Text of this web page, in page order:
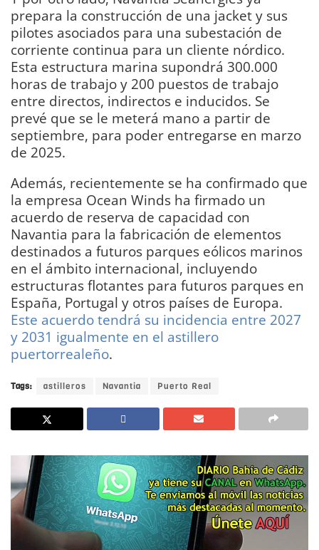
prepara la construcción de una jacket y sus
pilotes asociados para una subestación de
corriente continua para un cliente nórdico.
Esta estructura marina supondrá 300.000
horas de trabajo y 200 puestos de trabajo
entre directos, indirectos e inducidos. Se
prevé que se le meterá mano a partir de
septiembre, para poder entregarse en marzo
de 2025.
Además, recientemente se ha confirmado que
la empresa Ocean Winds ha firmado un
acuerdo de reserva de capacidad con
Navantia para la fabricación de elementos
destinados a futuros parques eólicos marinos
en el ámbito internacional, incluyendo
estructuras flotantes para futuros parques en
España, Portugal y otros países de Europa.
Este acuerdo tendrá su incidencia entre 2027
y 2031 igualmente en el astillero
puertorrealeño.
Tags: astilleros Navantia Puerto Real